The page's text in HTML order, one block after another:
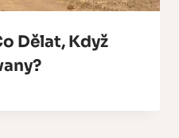
Dělat, Když